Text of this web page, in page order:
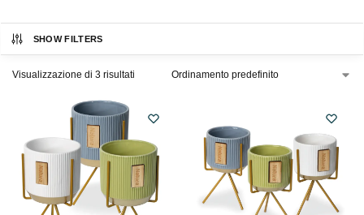
SHOW FILTERS
Visualizzazione di 3 risultati